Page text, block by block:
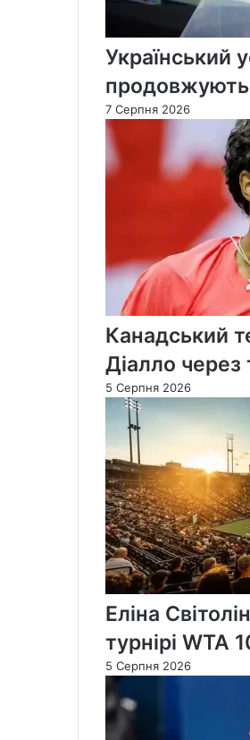
Український
продовжують
7 Серпня 2026
Канадський
Діалло
5 Серпня 2026
Еліна
турнірі WTA
5 Серпня 2026